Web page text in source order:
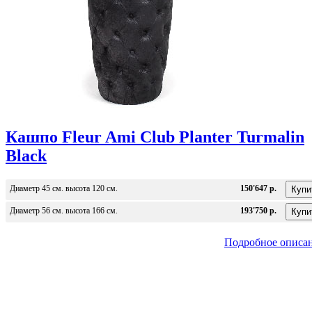
Кашпо Fleur Ami Club Planter Turmalin
Black
Диаметр 45 см. высота 120 см. 150'647 р.
Диаметр 56 см. высота 166 см. 193'750 р.
Подробное